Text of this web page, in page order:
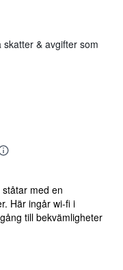
& avgifter som
med en
Här ingår wi-fi i
till bekvämligheter